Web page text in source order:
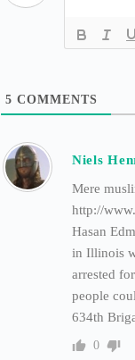
5 COMMENTS
Niels
Mere
http://
Hasan
in Illinois
arrested
people
634th
0